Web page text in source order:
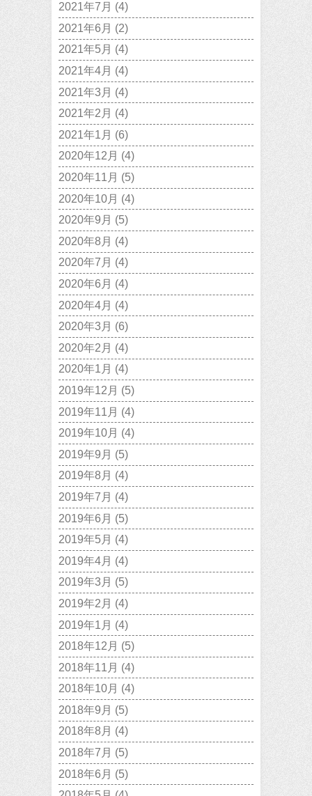
2021年7月 (4)
2021年6月 (2)
2021年5月 (4)
2021年4月 (4)
2021年3月 (4)
2021年2月 (4)
2021年1月 (6)
2020年12月 (4)
2020年11月 (5)
2020年10月 (4)
2020年9月 (5)
2020年8月 (4)
2020年7月 (4)
2020年6月 (4)
2020年4月 (4)
2020年3月 (6)
2020年2月 (4)
2020年1月 (4)
2019年12月 (5)
2019年11月 (4)
2019年10月 (4)
2019年9月 (5)
2019年8月 (4)
2019年7月 (4)
2019年6月 (5)
2019年5月 (4)
2019年4月 (4)
2019年3月 (5)
2019年2月 (4)
2019年1月 (4)
2018年12月 (5)
2018年11月 (4)
2018年10月 (4)
2018年9月 (5)
2018年8月 (4)
2018年7月 (5)
2018年6月 (5)